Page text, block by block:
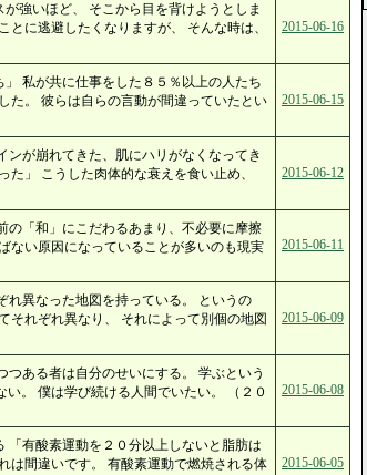
強いほど、 そこから目を背けようとしま
に逃避したくなりますが、 そんな時は、
2015-06-16
私が共に仕事をした８５％以上の人たち
た。 彼らは自らの言動が間違っていたとい
2015-06-15
ンが崩れてきた、肌にハリがなくなってき
」 こうした肉体的な衰えを食い止め、
2015-06-12
の「和」にこだわるあまり、不必要に摩擦
ない原因になっていることが多いのも現実
2015-06-11
れ異なった地図を持っている。 というの
それぞれ異なり、 それによって別個の地図
2015-06-09
つある者は自分のせいにする。 学ぶという
。 僕は学び続ける人間でいたい。 （２０
2015-06-08
「有酸素運動を２０分以上しないと脂肪は
は間違いです。 有酸素運動で燃焼される体
2015-06-05